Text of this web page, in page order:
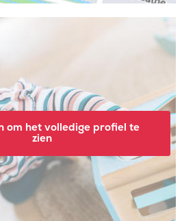
om het volledige profiel te
zien